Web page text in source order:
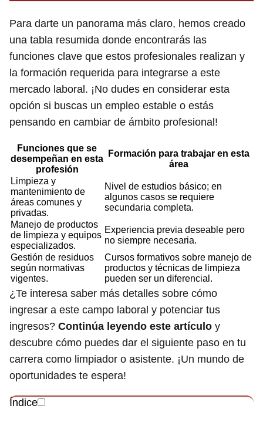
Para darte un panorama más claro, hemos creado
una tabla resumida donde encontrarás las
funciones clave que estos profesionales realizan y
la formación requerida para integrarse a este
mercado laboral. ¡No dudes en considerar esta
opción si buscas un empleo estable o estás
pensando en cambiar de ámbito profesional!
Funciones que se
desempeñan en esta
profesión
Formación para trabajar en esta
área
Limpieza y
mantenimiento de
áreas comunes y
privadas.
Nivel de estudios básico; en
algunos casos se requiere
secundaria completa.
Manejo de productos
de limpieza y equipos
especializados.
Experiencia previa deseable pero
no siempre necesaria.
Gestión de residuos
según normativas
vigentes.
Cursos formativos sobre manejo de
productos y técnicas de limpieza
pueden ser un diferencial.
¿Te interesa saber más detalles sobre cómo
ingresar a este campo laboral y potenciar tus
ingresos? Continúa leyendo este artículo y
descubre cómo puedes dar el siguiente paso en tu
carrera como limpiador o asistente. ¡Un mundo de
oportunidades te espera!
Índice